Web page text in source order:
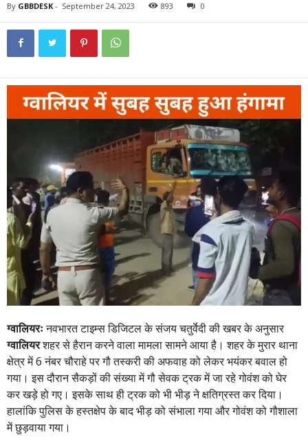
By GBBDESK - September 24, 2023 893 0
ग्वालियरःनवभारत टाइम्स डिजिटल के संजय चतुर्वेदी की खबर के अनुसार
ग्वालियरशहर से हैरान करने वाला मामला सामने आया है। शहर के मुरार थाना
क्षेत्र में 6 नंबर चौराहे पर गौ तस्करी की अफवाह को लेकर भयंकर बवाल हो
गया। इस दौरान सैकड़ों की संख्या में गौ सेवक ट्रक में जा रहे गोवंश को घेर
कर खड़े हो गए। इसके साथ ही ट्रक को भी भीड़ ने क्षतिग्रस्त कर दिया।
हालांकि पुलिस के हस्तक्षेप के बाद भीड़ को संभाला गया और गोवंश को गौशाला
में छुड़वाया गया।